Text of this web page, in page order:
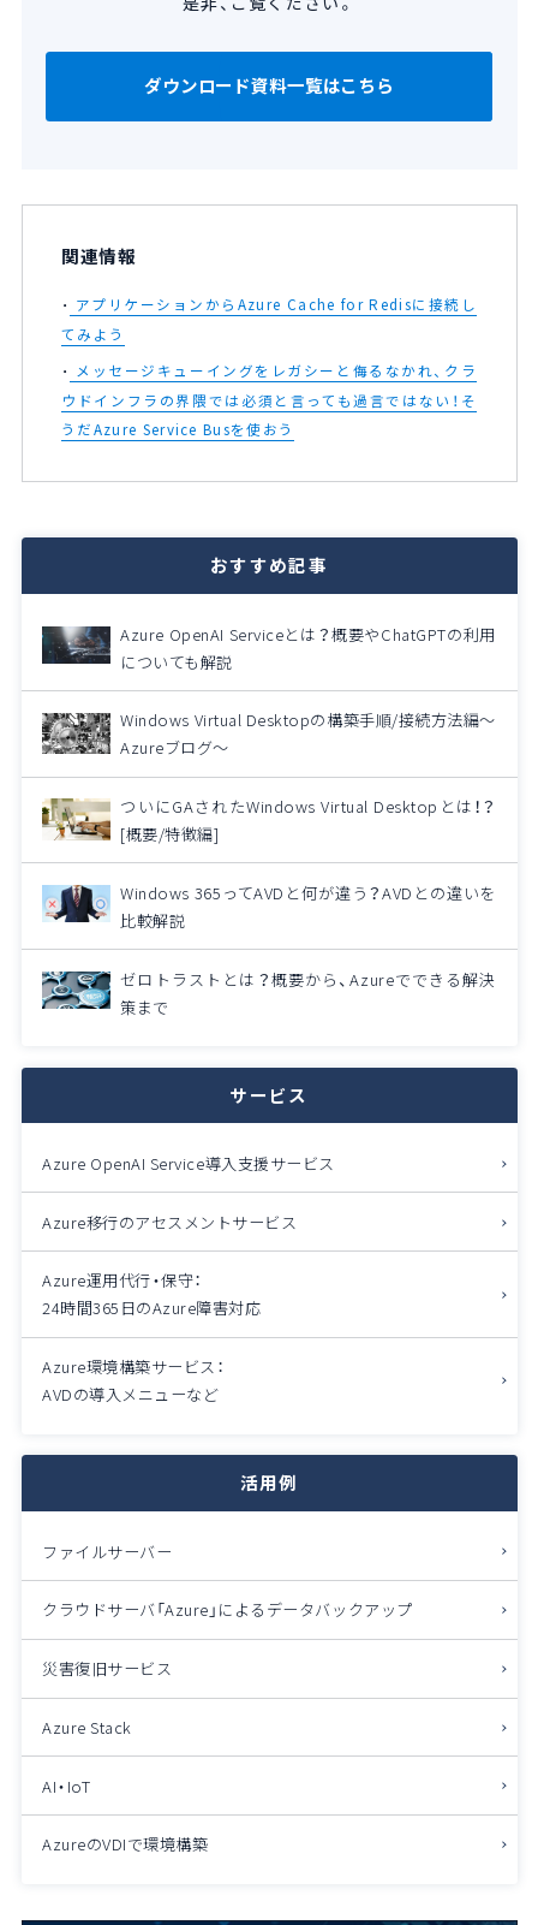
ダウンロード資料一覧はこちら
関連情報
アプリケーションからAzure Cache for Redisに接続し
てみよう
メッセージキューイングをレガシーと侮るなかれ、クラ
ウドインフラの界隈では必須と言っても過言ではない！そ
うだAzure Service Busを使おう
おすすめ記事
Azure OpenAI Serviceとは？概要やChatGPTの利用
についても解説
Windows Virtual Desktopの構築手順/接続方法編～
Azureブログ～
ついにGAされたWindows Virtual Desktopとは！？
[概要/特徴編]
Windows 365ってAVDと何が違う？AVDとの違いを
比較解説
ゼロトラストとは？概要から、Azureでできる解決
策まで
サービス
Azure OpenAI Service導入支援サービス
Azure移行のアセスメントサービス
Azure運用代行・保守：
24時間365日のAzure障害対応
Azure環境構築サービス：
AVDの導入メニューなど
活用例
ファイルサーバー
クラウドサーバ「Azure」によるデータバックアップ
災害復旧サービス
Azure Stack
AI・IoT
AzureのVDIで環境構築